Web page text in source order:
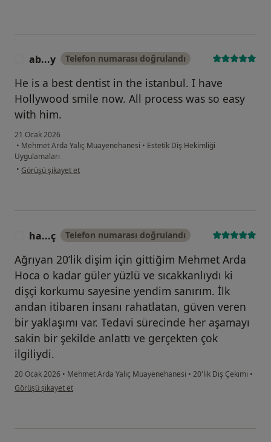
ab...y Telefon numarası doğrulandı
He is a best dentist in the istanbul. I have
Hollywood smile now. All process was so easy
with him.
21 Ocak 2026
• Mehmet Arda Yalıç Muayenehanesi • Estetik Diş Hekimliği
Uygulamaları
• kullanıcının görüşüne göre ab...y
Görüşü şikayet et
ha...ç Telefon numarası doğrulandı
Ağrıyan 20’lik dişim için gittiğim Mehmet Arda
Hoca o kadar güler yüzlü ve sıcakkanlıydı ki
dişçi korkumu sayesine yendim sanırım. İlk
andan itibaren insanı rahatlatan, güven veren
bir yaklaşımı var. Tedavi sürecinde her aşamayı
sakin bir şekilde anlattı ve gerçekten çok
ilgiliydi.
20 Ocak 2026 • Mehmet Arda Yalıç Muayenehanesi • 20'lik Diş Çekimi •
kullanıcının görüşüne göre ha...ç
Görüşü şikayet et